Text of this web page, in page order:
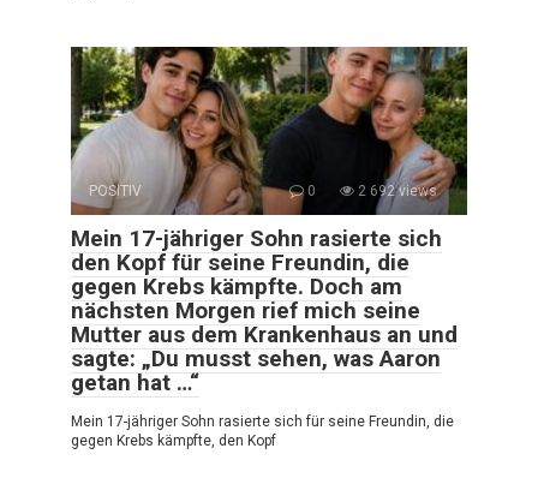
POSITIV 0 2 692 views
Mein 17-jähriger Sohn rasierte sich
den Kopf für seine Freundin, die
gegen Krebs kämpfte. Doch am
nächsten Morgen rief mich seine
Mutter aus dem Krankenhaus an und
sagte: „Du musst sehen, was Aaron
getan hat …“
Mein 17-jähriger Sohn rasierte sich für seine Freundin, die
gegen Krebs kämpfte, den Kopf